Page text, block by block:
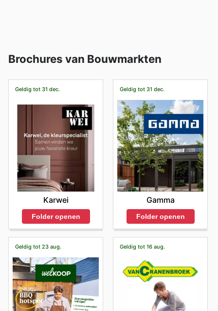
Brochures van Bouwmarkten
Geldig tot 31 dec.
Karwei
Folder openen
Geldig tot 31 dec.
Gamma
Folder openen
Geldig tot 23 aug. Geldig tot 16 aug.